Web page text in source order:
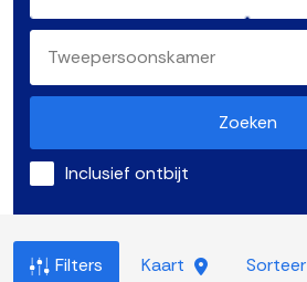
Zoeken
Inclusief ontbijt
Filters Kaart Sorteer